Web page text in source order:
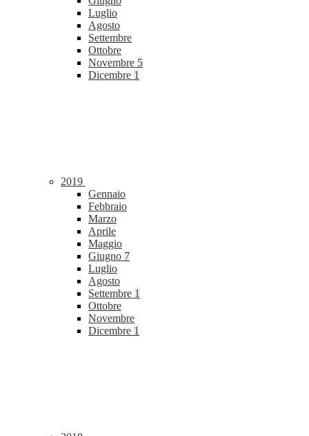
Luglio
Agosto
Settembre
Ottobre
Novembre 5
Dicembre 1
2019
Gennaio
Febbraio
Marzo
Aprile
Maggio
Giugno 7
Luglio
Agosto
Settembre 1
Ottobre
Novembre
Dicembre 1